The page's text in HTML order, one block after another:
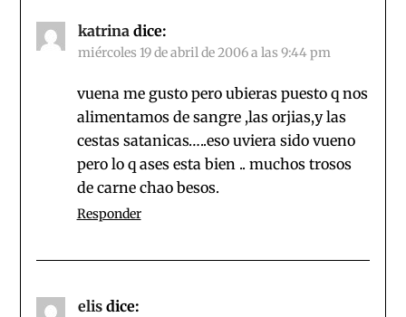
katrina dice:
miércoles 19 de abril de 2006 a las 9:44 pm
vuena me gusto pero ubieras puesto q nos
alimentamos de sangre ,las orjias,y las
cestas satanicas…..eso uviera sido vueno
pero lo q ases esta bien .. muchos trosos
de carne chao besos.
Responder
elis dice: